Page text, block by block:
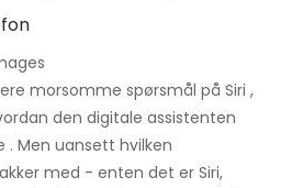
morsomme spørsmål på Siri ,
den digitale assistenten
. Men uansett hvilken
med - enten det er Siri,